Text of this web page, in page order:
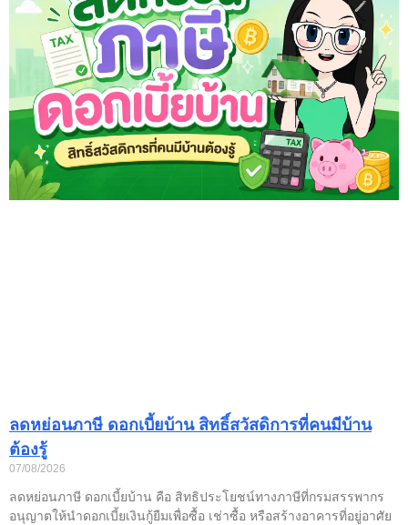
ลดหย่อนภาษี ดอกเบี้ยบ้าน สิทธิ์สวัสดิการที่คนมีบ้าน
ต้องรู้
07/08/2026
ลดหย่อนภาษี ดอกเบี้ยบ้าน คือ สิทธิประโยชน์ทางภาษีที่กรมสรรพากร
อนุญาตให้นำดอกเบี้ยเงินกู้ยืมเพื่อซื้อ เช่าซื้อ หรือสร้างอาคารที่อยู่อาศัย